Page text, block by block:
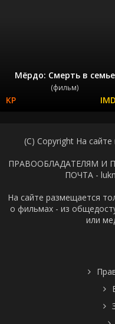
Мёрдо: Смерть в семье
(фильм)
(C) Copyright На
ПРАВООБЛАДАТЕЛЯМ И
ПОЧТА -
На сайте размещается
о фильмах - из
или